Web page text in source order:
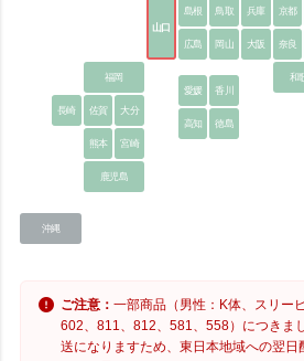
山口
島根 鳥取 兵庫 京都
広島 岡山 大阪 奈良
福岡
愛媛
香川
和
長崎 佐賀
大分
高知
徳島
熊本
宮崎
鹿児島
沖縄
ご注意：一部商品（男性：K体、スリー
602、811、812、581、558）につきま
送になりますため、東日本地域への翌日